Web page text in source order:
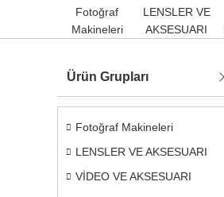
Fotoğraf
Makineleri
LENSLER VE
AKSESUARI
Ürün Grupları
Fotoğraf Makineleri
LENSLER VE AKSESUARI
VİDEO VE AKSESUARI